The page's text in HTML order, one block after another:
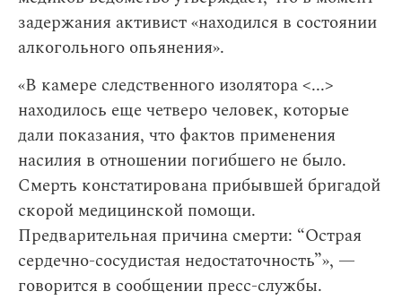
задержания активист «находился в состоянии
алкогольного опьянения».
«В камере следственного изолятора <...>
находилось еще четверо человек, которые
дали показания, что фактов применения
насилия в отношении погибшего не было.
Смерть констатирована прибывшей бригадой
скорой медицинской помощи.
Предварительная причина смерти: “Острая
сердечно-сосудистая недостаточность”», —
говорится в сообщении пресс-службы.